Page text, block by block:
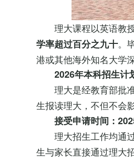
理大课程以英语教
学率超过百分之九十。
港或其他海外知名大学深
2026年本科招生计
理大是经教育部批
生报读理大，不但不会
接受申请时间：
理大招生工作均通
生与家长直接通过理大